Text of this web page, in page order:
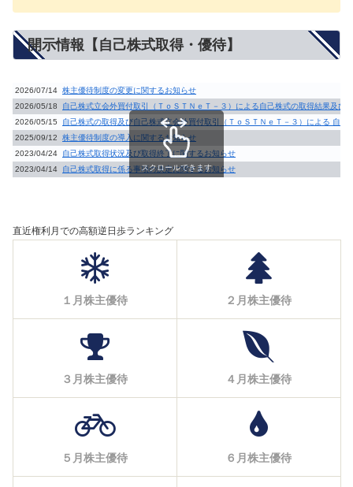
開示情報【自己株式取得・優待】
2026/07/14 株主優待制度の変更に関するお知らせ
2026/05/18
自己株式立会外買付取引（ＴｏＳＴＮｅＴ－３）による自己株式の取得結果及び
2026/05/15
自己株式の取得及び自己株式立会外買付取引（ＴｏＳＴＮｅＴ－３）による 自己
2025/09/12
株主優待制度の導入に関するお知らせ
2023/04/24
自己株式取得状況及び取得終了に関するお知らせ
2023/04/14
自己株式取得に係る事項の決定に関するお知らせ
スクロールできます
直近権利月での高額逆日歩ランキング
１月株主優待 ２月株主優待
３月株主優待 ４月株主優待
５月株主優待 ６月株主優待